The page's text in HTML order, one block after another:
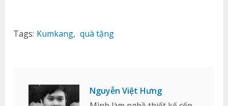
Tags: Kumkang, quà tặng
Nguyễn Việt Hưng